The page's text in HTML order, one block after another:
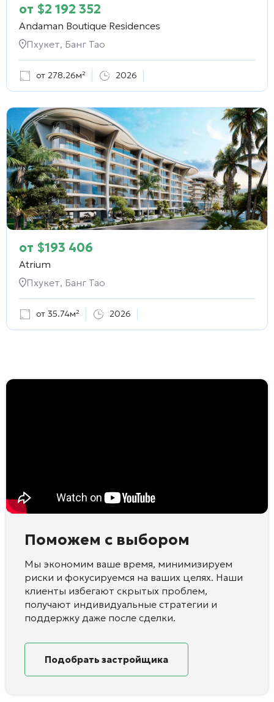
от $2 192 352
Andaman Boutique Residences
Пхукет, Банг Тао
от 278.26м² 2026
от $193 406
Atrium
Пхукет, Банг Тао
от 35.74м² 2026
Поможем с выбором
Мы экономим ваше время, минимизируем
риски и фокусируемся на ваших целях. Наши
клиенты избегают скрытых проблем,
получают индивидуальные стратегии и
поддержку даже после сделки.
Подобрать застройщика